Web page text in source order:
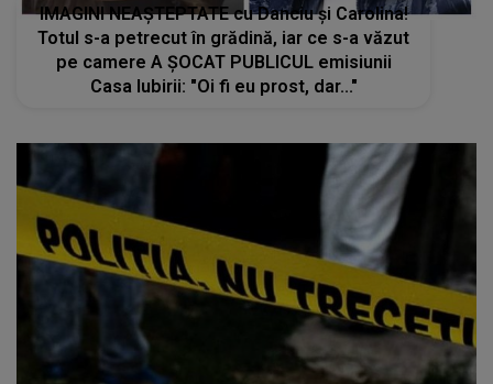
IMAGINI NEAȘTEPTATE cu Danciu și Carolina!
Totul s-a petrecut în grădină, iar ce s-a văzut
pe camere A ȘOCAT PUBLICUL emisiunii
Casa Iubirii: "Oi fi eu prost, dar..."